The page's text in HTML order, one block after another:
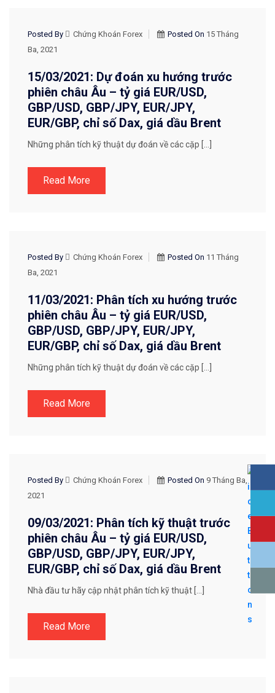
CHIẾN LƯỢC GIAO DỊCH
Posted By Chứng Khoán Forex Posted On 15 Tháng
Ba, 2021
15/03/2021: Dự đoán xu hướng trước
phiên châu Âu – tỷ giá EUR/USD,
GBP/USD, GBP/JPY, EUR/JPY,
EUR/GBP, chỉ số Dax, giá dầu Brent
Những phân tích kỹ thuật dự đoán về các cặp […]
Read More
CHIẾN LƯỢC GIAO DỊCH
Posted By Chứng Khoán Forex Posted On 11 Tháng
Ba, 2021
11/03/2021: Phân tích xu hướng trước
phiên châu Âu – tỷ giá EUR/USD,
GBP/USD, GBP/JPY, EUR/JPY,
EUR/GBP, chỉ số Dax, giá dầu Brent
Những phân tích kỹ thuật dự đoán về các cặp […]
Read More
CHIẾN LƯỢC GIAO DỊCH
Posted By Chứng Khoán Forex Posted On 9 Tháng Ba,
2021
09/03/2021: Phân tích kỹ thuật trước
phiên châu Âu – tỷ giá EUR/USD,
GBP/USD, GBP/JPY, EUR/JPY,
EUR/GBP, chỉ số Dax, giá dầu Brent
Nhà đầu tư hãy cập nhật phân tích kỹ thuật […]
Read More